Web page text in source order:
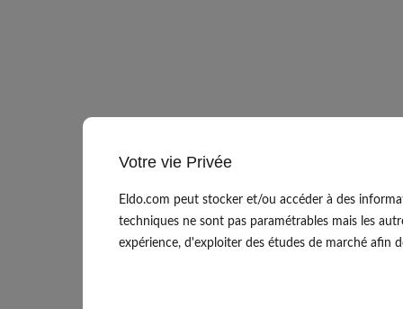
Votre vie Privée
Eldo.com peut stocker et/ou accéder à des
techniques ne sont pas paramétrables mais les
expérience, d'exploiter des études de marché afin